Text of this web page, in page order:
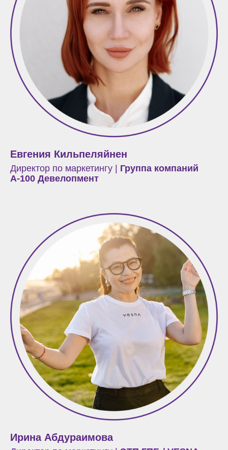
Евгения Кильпеляйнен
Директор по маркетингу | Группа компаний
А-100 Девелопмент
Ирина Абдураимова